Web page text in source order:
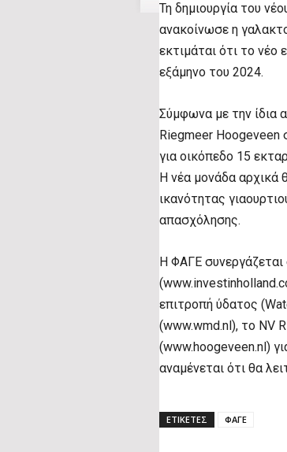
Τη δημιουργία του
ανακοίνωσε η
εκτιμάται ότι το νέο
εξάμηνο του 2024.
Σύμφωνα με την ίδια
Riegmeer Hoogeveen
για οικόπεδο 15
Η νέα μονάδα αρχικά
ικανότητας
απασχόλησης.
Η ΦΑΓΕ συνεργάζεται
επιτροπή ύδατος
(www.wmd.nl), το NV
(www.hoogeveen.nl)
αναμένεται ότι θα
ΕΤΙΚΕΤΕΣ ΦΑΓΕ